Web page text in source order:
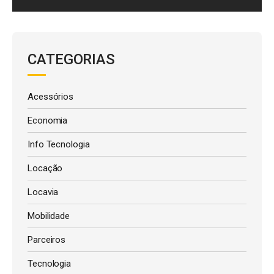
CATEGORIAS
Acessórios
Economia
Info Tecnologia
Locação
Locavia
Mobilidade
Parceiros
Tecnologia